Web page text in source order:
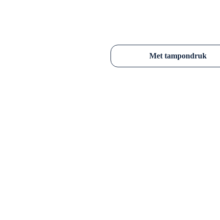
Met tampondruk
Praktisch en duurzaam, met een